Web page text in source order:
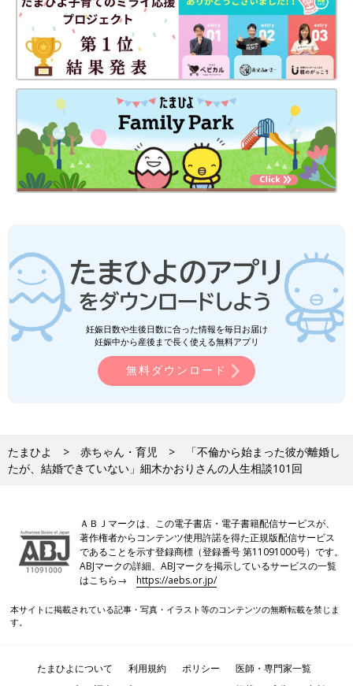
妊娠日数や生後日数に合った情報を毎日お届け
妊娠中から産後まで長く使える無料アプリ
無料ダウンロード
たまひよ 赤ちゃん・育児
「不倫から始まった彼が離婚し
たが、結婚できていない」細木かおりさんの人生相談101回
ＡＢＪマークは、この電子書店・電子書籍配信サービスが、
著作権者からコンテンツ使用許諾を得た正規版配信サービス
であることを示す登録商標（登録番号 第11091000号）です。
ABJマークの詳細、ABJマークを掲示しているサービスの一覧
はこちら→https://aebs.or.jp/
本サイトに掲載されている記事・写真・イラスト等のコンテンツの無断転載を禁じま
す。
たまひよについて 利用規約 ポリシー
医師・専門家一覧